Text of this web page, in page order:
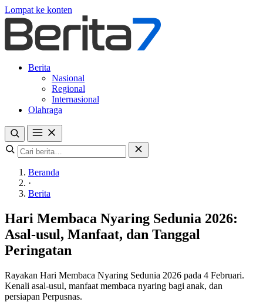
Lompat ke konten
Berita
Nasional
Regional
Internasional
Olahraga
Beranda
·
Berita
Hari Membaca Nyaring Sedunia 2026:
Asal-usul, Manfaat, dan Tanggal
Peringatan
Rayakan Hari Membaca Nyaring Sedunia 2026 pada 4 Februari.
Kenali asal-usul, manfaat membaca nyaring bagi anak, dan
persiapan Perpusnas.